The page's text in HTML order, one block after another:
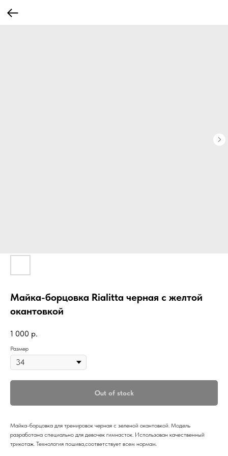
Майка-борцовка Rialitta черная с желтой
окантовкой
1 000 р.
Размер
Out of stock
Майка-борцовка для тренировок черная с зеленой окантовкой. Модель
разработана специально для девочек гимнасток. Использован качественный
трикотаж. Технология пошива,соответствует всем нормам.